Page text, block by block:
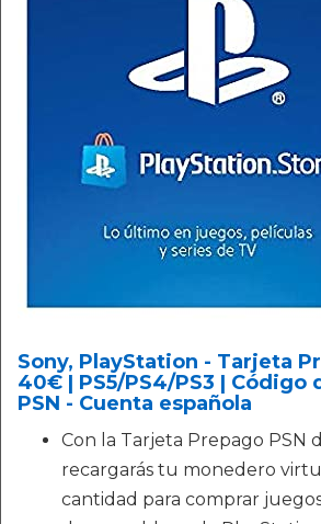
Sony, PlayStation - Tarjeta
40€ | PS5/PS4/PS3 | Código
PSN - Cuenta española
Con la Tarjeta Prepago PSN
recargarás tu monedero
cantidad para comprar